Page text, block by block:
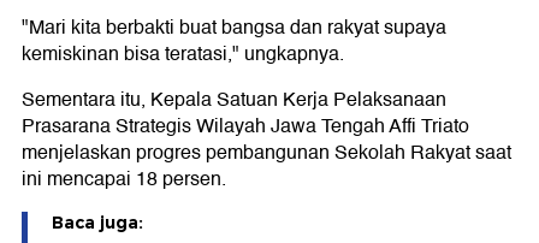
"Mari kita berbakti buat bangsa dan rakyat supaya
kemiskinan bisa teratasi," ungkapnya.
Sementara itu, Kepala Satuan Kerja Pelaksanaan
Prasarana Strategis Wilayah Jawa Tengah Affi Triato
menjelaskan progres pembangunan Sekolah Rakyat saat
ini mencapai 18 persen.
Baca juga: